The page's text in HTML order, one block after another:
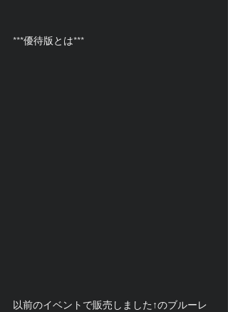
***優待版とは***
以前のイベントで販売しました↑のブルーレ